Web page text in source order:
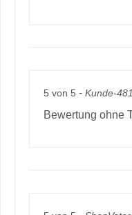
5 von 5 - Kunde-
Bewertung ohne